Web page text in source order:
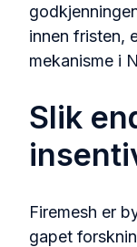
innen fristen,
mekanisme i
Slik
Firemesh er
gapet